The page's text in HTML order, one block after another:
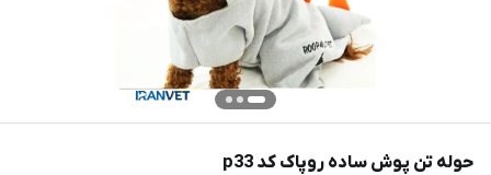
حوله تن پوش ساده روپاک کد p33